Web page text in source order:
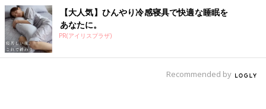
【大人気】ひんやり冷感寝具で快適な睡眠を
あなたに。
PR(アイリスプラザ)
Recommended by